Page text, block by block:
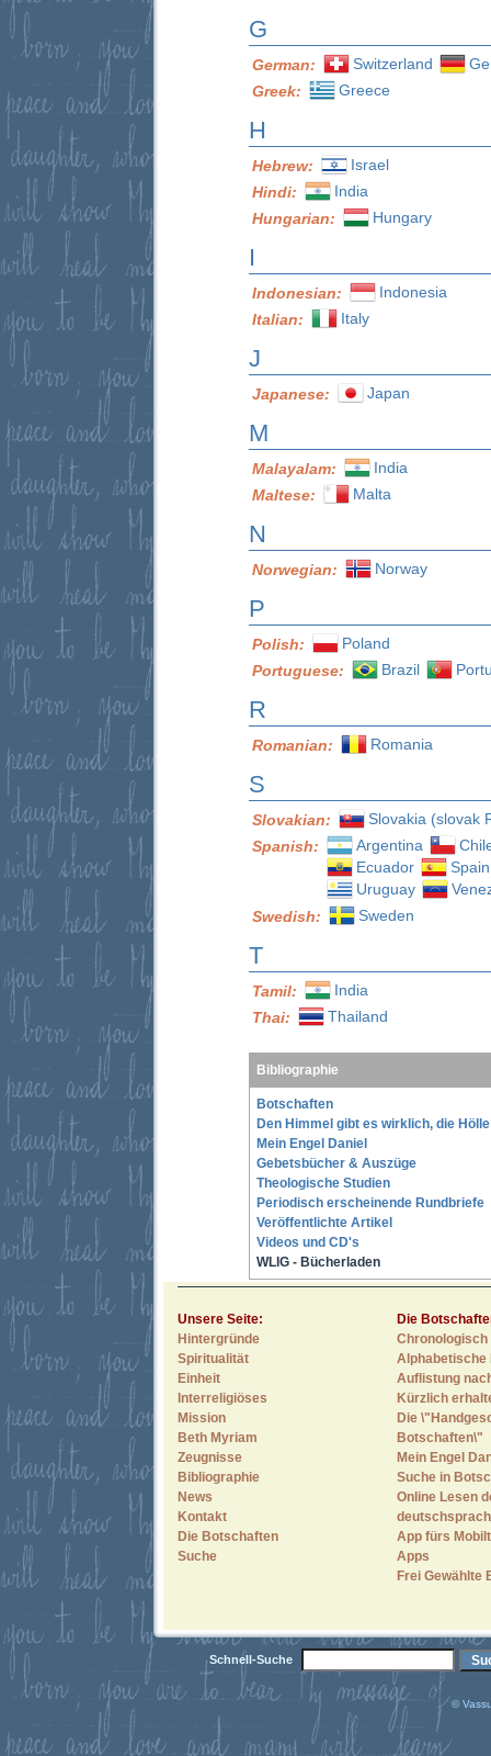
G
German: Switzerland
Greek:
Greece
H
Hebrew:
Israel
Hindi:
India
Hungarian:
Hungary
I
Indonesian:
Indonesia
Italian:
Italy
J
Japanese: Japan
M
Malayalam:
India
Maltese:
Malta
N
Norwegian: Norway
P
Polish:
Poland
Portuguese:
Brazil
R
Romanian: Romania
S
Slovakian:
Slovakia (slovak
Spanish:
Argentina
Ecuador
Spain
Uruguay
Swedish:
Sweden
T
Tamil:
India
Thai:
Thailand
Bibliographie
Botschaften
Den Himmel gibt es wirklich, die
Mein Engel Daniel
Gebetsbücher & Auszüge
Theologische Studien
Periodisch erscheinende Rundbriefe
Veröffentlichte Artikel
Videos und CD's
WLIG - Bücherladen
Unsere Seite:
Hintergründe
Spiritualität
Einheit
Interreligiöses
Mission
Beth Myriam
Zeugnisse
Bibliographie
News
Kontakt
Die Botschaften
Suche
Die
Alphabetische
Auflistung
Kürzlich
Die
Botschaften\"
Mein Engel
Suche in
Online Lesen
App fürs
Apps
Frei Gewählte
Schnell-Suche
©